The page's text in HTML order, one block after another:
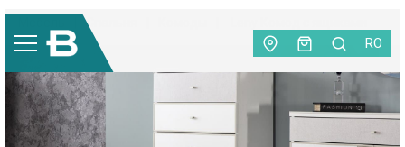
RO
Спальня